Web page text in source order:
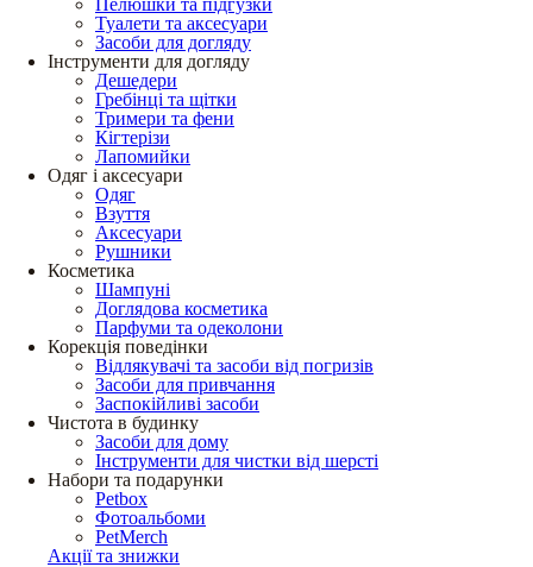
Пелюшки та підгузки
Туалети та аксесуари
Засоби для догляду
Інструменти для догляду
Дешедери
Гребінці та щітки
Тримери та фени
Кігтерізи
Лапомийки
Одяг і аксесуари
Одяг
Взуття
Аксесуари
Рушники
Косметика
Шампуні
Доглядова косметика
Парфуми та одеколони
Корекція поведінки
Відлякувачі та засоби від погризів
Засоби для привчання
Заспокійливі засоби
Чистота в будинку
Засоби для дому
Інструменти для чистки від шерсті
Набори та подарунки
Petbox
Фотоальбоми
PetMerch
Акції та знижки